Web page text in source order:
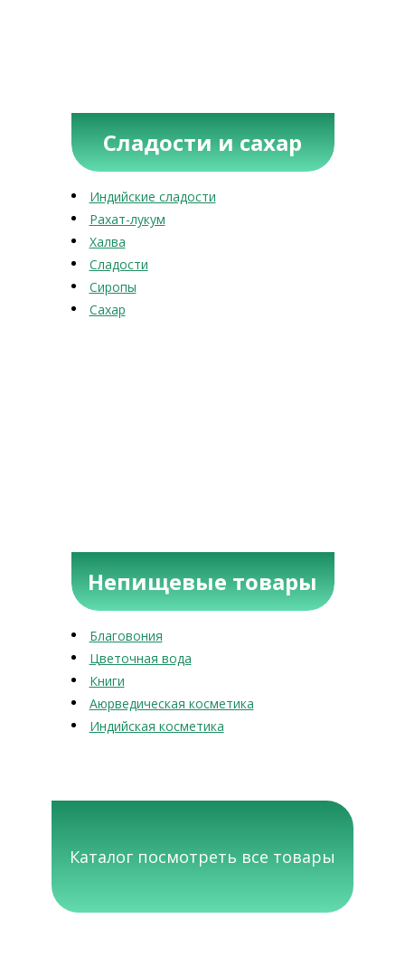
Сладости и сахар
Индийские сладости
Рахат-лукум
Халва
Сладости
Сиропы
Сахар
Непищевые товары
Благовония
Цветочная вода
Книги
Аюрведическая косметика
Индийская косметика
Каталог посмотреть все товары